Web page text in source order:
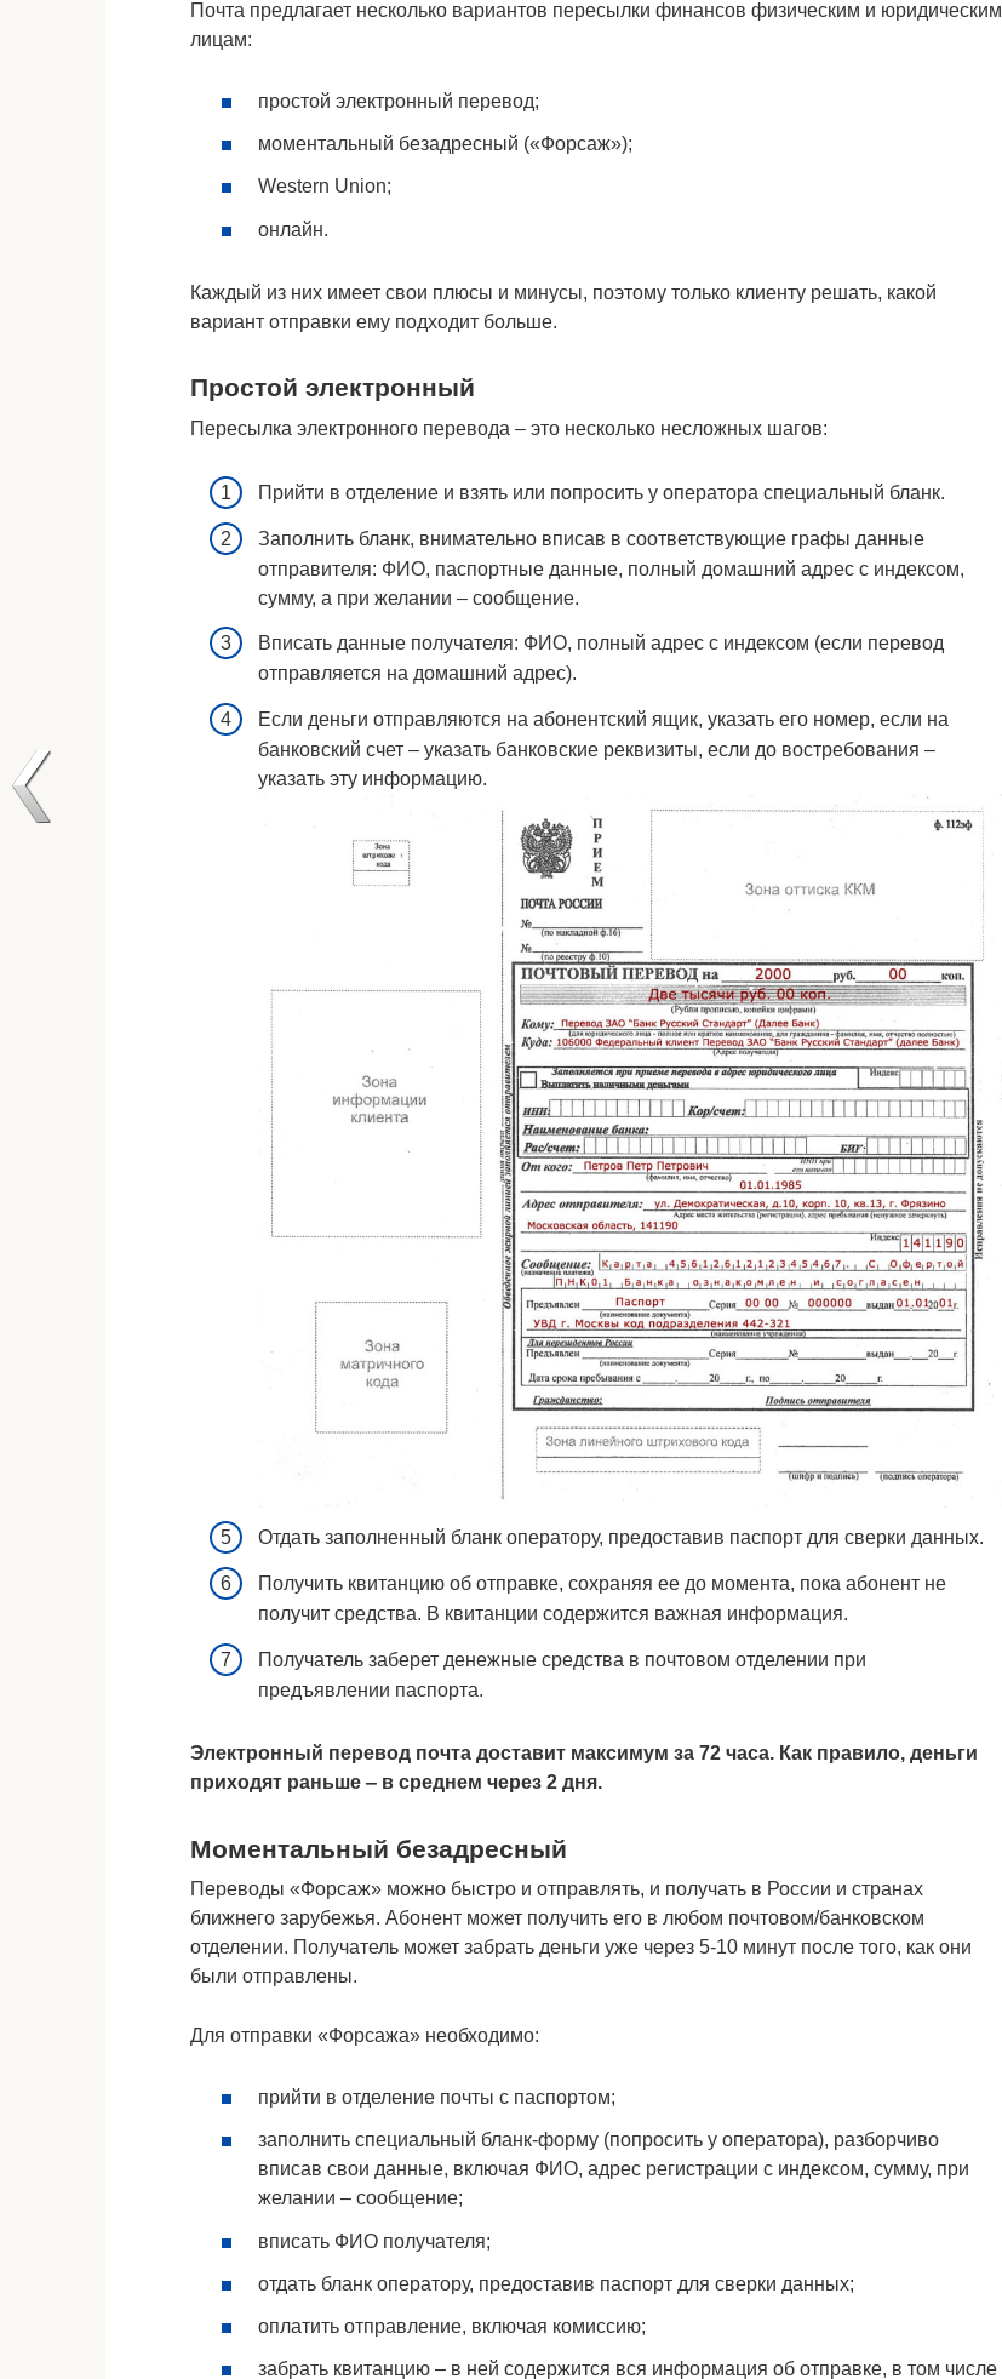
Почта предлагает несколько вариантов пересылки финансов физическим и юридическим
лицам:
простой электронный перевод;
моментальный безадресный («Форсаж»);
Western Union;
онлайн.
Каждый из них имеет свои плюсы и минусы, поэтому только клиенту решать, какой
вариант отправки ему подходит больше.
Простой электронный
Пересылка электронного перевода ‒ это несколько несложных шагов:
Прийти в отделение и взять или попросить у оператора специальный бланк.
Заполнить бланк, внимательно вписав в соответствующие графы данные
отправителя: ФИО, паспортные данные, полный домашний адрес с индексом,
сумму, а при желании ‒ сообщение.
Вписать данные получателя: ФИО, полный адрес с индексом (если перевод
отправляется на домашний адрес).
Если деньги отправляются на абонентский ящик, указать его номер, если на
банковский счет ‒ указать банковские реквизиты, если до востребования ‒
указать эту информацию.
Отдать заполненный бланк оператору, предоставив паспорт для сверки данных.
Получить квитанцию об отправке, сохраняя ее до момента, пока абонент не
получит средства. В квитанции содержится важная информация.
Получатель заберет денежные средства в почтовом отделении при
предъявлении паспорта.
Электронный перевод почта доставит максимум за 72 часа. Как правило, деньги
приходят раньше ‒ в среднем через 2 дня.
Моментальный безадресный
Переводы «Форсаж» можно быстро и отправлять, и получать в России и странах
ближнего зарубежья. Абонент может получить его в любом почтовом/банковском
отделении. Получатель может забрать деньги уже через 5-10 минут после того, как они
были отправлены.
Для отправки «Форсажа» необходимо:
прийти в отделение почты с паспортом;
заполнить специальный бланк-форму (попросить у оператора), разборчиво
вписав свои данные, включая ФИО, адрес регистрации с индексом, сумму, при
желании ‒ сообщение;
вписать ФИО получателя;
отдать бланк оператору, предоставив паспорт для сверки данных;
оплатить отправление, включая комиссию;
забрать квитанцию ‒ в ней содержится вся информация об отправке, в том числе